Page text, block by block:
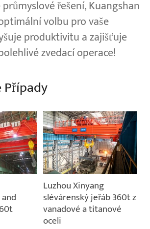
řešení, Kuangshan
volbu pro vaše
produktivitu a zajišťuje
zvedací operace!
Luzhou Xinyang
slévárenský jeřáb 360t z
vanadové a titanové
oceli